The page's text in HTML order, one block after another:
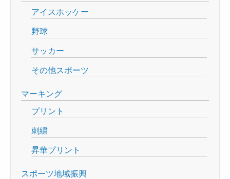
アイスホッケー
野球
サッカー
その他スポーツ
マーキング
プリント
刺繍
昇華プリント
スポーツ地域振興